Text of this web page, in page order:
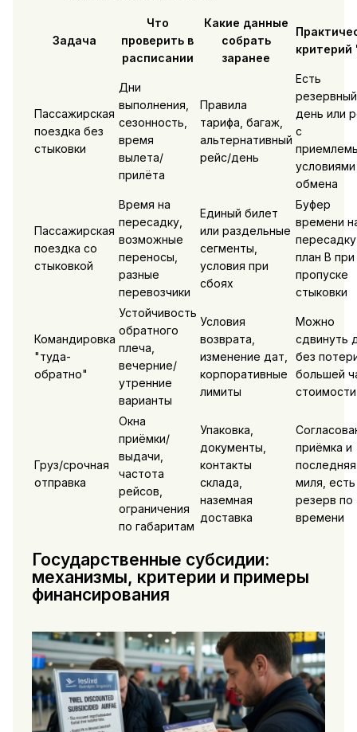
Задача
Что
проверить в
расписании
Какие данные
собрать
заранее
критерий
Пассажирская
поездка без
стыковки
Дни
выполнения,
сезонность,
время
вылета/
прилёта
Правила
тарифа, багаж,
альтернативный
рейс/день
Есть
резервный
день или
с
условиями
обмена
Пассажирская
поездка со
стыковкой
Время на
пересадку,
возможные
переносы,
разные
перевозчики
Единый билет
или раздельные
сегменты,
условия при
сбоях
Буфер
времени
план B при
пропуске
стыковки
Командировка
"туда-
обратно"
Устойчивость
обратного
плеча,
вечерние/
утренние
варианты
Условия
возврата,
изменение дат,
корпоративные
лимиты
Можно
сдвинуть
без
большей
стоимости
Груз/срочная
отправка
Окна
приёмки/
выдачи,
частота
рейсов,
ограничения
по габаритам
Упаковка,
документы,
контакты
склада,
наземная
доставка
приёмка и
последняя
миля, есть
резерв по
времени
Государственные субсидии:
механизмы, критерии и примеры
финансирования